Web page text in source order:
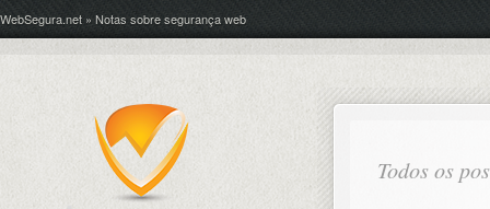
WebSegura.net » Notas sobre segurança web
Todos os